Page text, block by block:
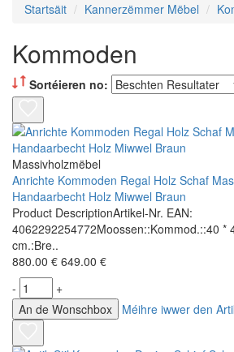
Startsäit Kannerzëmmer Mëbel
Kommoden
Sortéieren no:
Massivholzmëbel
Anrichte Kommoden Regal Holz Schaf
Handaarbecht Holz Miwwel Braun
Product DescriptionArtikel-Nr. EAN:
4062292254772Moossen::Kommod.::40 *
cm.:Bre..
880.00 € 649.00 €
-
+
An de Wonschbox
Méihre iwwer den